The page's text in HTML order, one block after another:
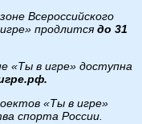
Всероссийского
продлитсядо 31
«Ты в игре» доступна
«Ты в игре»
спорта России.